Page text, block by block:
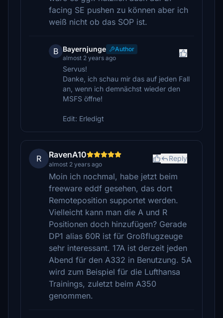
facing SE pushen zu können aber ich
weiß nicht ob das SOP ist.
B Bayernjunge
Author
almost 2 years ago
Servus!
Danke, ich schau mir das auf jeden Fall
an, wenn ich demnächst wieder den
MSFS öffne!
Edit: Erledigt
R RavenA10
almost 2 years ago
Reply
Moin ich nochmal, habe jetzt beim
freeware eddf gesehen, das dort
Remoteposition supportet werden.
Vielleicht kann man die A und R
Positionen doch hinzufügen? Gerade
DP1 alias 60R ist für Großflugzeuge
sehr interessant. 17A ist derzeit jeden
Abend für den A332 in Benutzung. 5A
wird zum Beispiel für die Lufthansa
Trainings, zuletzt beim A350
genommen.